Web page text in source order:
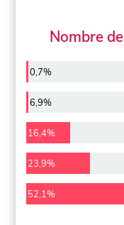
Nombre
0,7%
6,9%
16,4%
23,9%
52,1%